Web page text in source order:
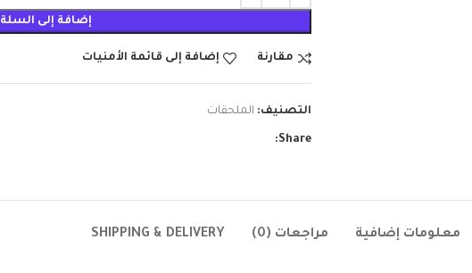
إضافة إلى السلة
مقارنة إضافة إلى قائمة الأمنيات
التصنيف: الملحقات
Share:
معلومات إضافية مراجعات (0) SHIPPING & DELIVERY